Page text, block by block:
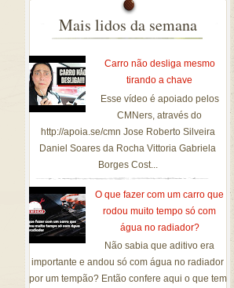
Mais lidos da semana
Carro não desliga mesmo
tirando a chave
Esse vídeo é apoiado pelos
CMNers, através do
http://apoia.se/cmn Jose Roberto Silveira
Daniel Soares da Rocha Vittoria Gabriela
Borges Cost...
O que fazer com um carro que
rodou muito tempo só com
água no radiador?
Não sabia que aditivo era
importante e andou só com água no radiador
por um tempão? Então confere aqui o que tem